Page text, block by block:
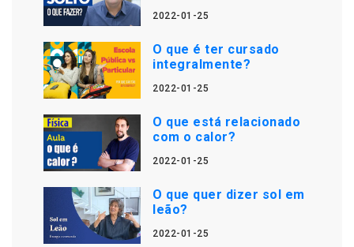
2022-01-25
O que é ter cursado
integralmente?
2022-01-25
O que está relacionado
com o calor?
2022-01-25
O que quer dizer sol em
leão?
2022-01-25